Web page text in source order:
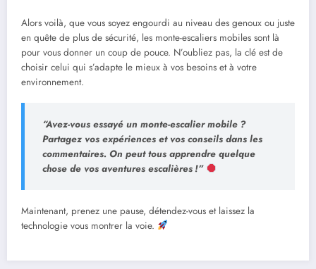
Alors voilà, que vous soyez engourdi au niveau des genoux ou juste
en quête de plus de sécurité, les monte-escaliers mobiles sont là
pour vous donner un coup de pouce. N’oubliez pas, la clé est de
choisir celui qui s’adapte le mieux à vos besoins et à votre
environnement.
“Avez-vous essayé un monte-escalier mobile ?
Partagez vos expériences et vos conseils dans les
commentaires. On peut tous apprendre quelque
chose de vos aventures escalières !”
Maintenant, prenez une pause, détendez-vous et laissez la
technologie vous montrer la voie.